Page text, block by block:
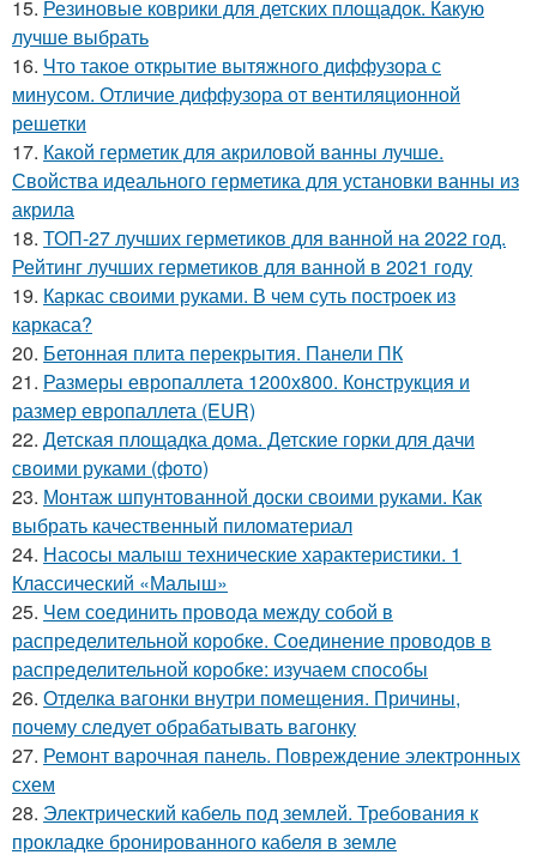
15. Резиновые коврики для детских площадок. Какую
лучше выбрать
16. Что такое открытие вытяжного диффузора с
минусом. Отличие диффузора от вентиляционной
решетки
17. Какой герметик для акриловой ванны лучше.
Свойства идеального герметика для установки ванны из
акрила
18. ТОП-27 лучших герметиков для ванной на 2022 год.
Рейтинг лучших герметиков для ванной в 2021 году
19. Каркас своими руками. В чем суть построек из
каркаса?
20. Бетонная плита перекрытия. Панели ПК
21. Размеры европаллета 1200х800. Конструкция и
размер европаллета (EUR)
22. Детская площадка дома. Детские горки для дачи
своими руками (фото)
23. Монтаж шпунтованной доски своими руками. Как
выбрать качественный пиломатериал
24. Насосы малыш технические характеристики. 1
Классический «Малыш»
25. Чем соединить провода между собой в
распределительной коробке. Соединение проводов в
распределительной коробке: изучаем способы
26. Отделка вагонки внутри помещения. Причины,
почему следует обрабатывать вагонку
27. Ремонт варочная панель. Повреждение электронных
схем
28. Электрический кабель под землей. Требования к
прокладке бронированного кабеля в земле